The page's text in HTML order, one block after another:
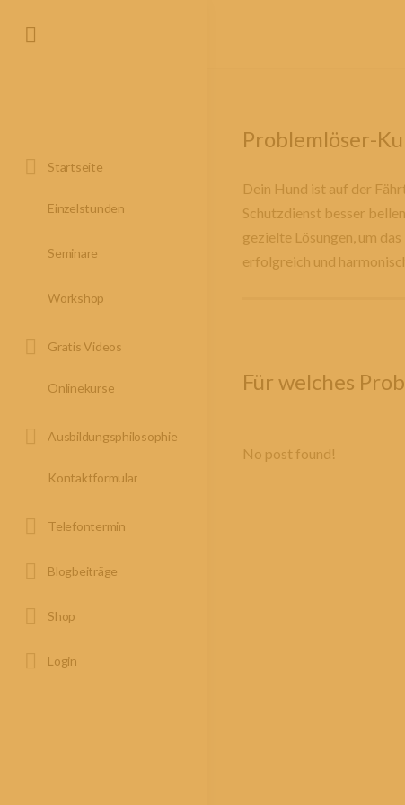
Startseite
Einzelstunden
Seminare
Workshop
Gratis Videos
Onlinekurse
Ausbildungsphilosophie
Kontaktformular
Telefontermin
Blogbeiträge
Shop
Login
Problemlöser-
Dein Hund ist auf der
Schutzdienst besser
gezielte Lösungen, um
erfolgreich und
Für welches
No post found!